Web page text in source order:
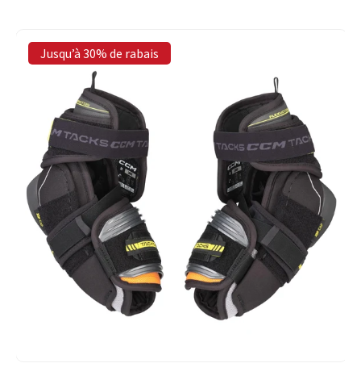
Jusqu’à 30% de rabais